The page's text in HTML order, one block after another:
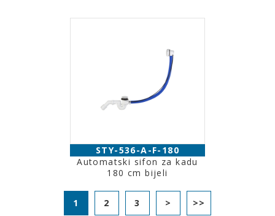
STY-536-A-F-180
Automatski sifon za kadu
180 cm bijeli
1 2 3 > >>